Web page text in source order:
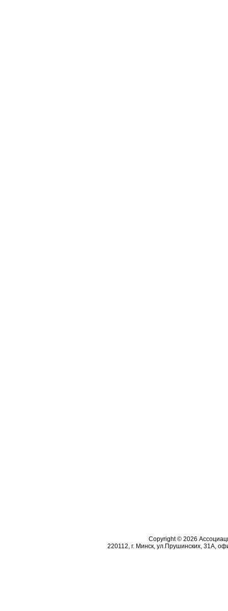
Copyright © 2026
220112, г. Минск, ул.Прушинских, 31А,